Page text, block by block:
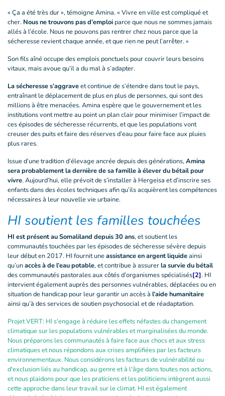
« Ça a été très dur », témoigne Amina. « Vivre en ville est compliqué et
cher. Nous ne trouvons pas d’emploi parce que nous ne sommes jamais
allés à l’école. Nous ne pouvons pas rentrer chez nous parce que la
sécheresse revient chaque année, et que rien ne peut l’arrêter. »
Son fils aîné occupe des emplois ponctuels pour couvrir leurs besoins
vitaux, mais avoue qu’il a du mal à s’adapter.
La sécheresse s’aggraveet continue de s’étendre dans tout le pays,
entraînant le déplacement de plus en plus de personnes, qui sont des
millions à être menacées. Amina espère que le gouvernement et les
institutions vont mettre au point un plan clair pour minimiser l’impact de
ces épisodes de sécheresse récurrents, et que les populations vont
creuser des puits et faire des réserves d’eau pour faire face aux pluies
plus rares.
Issue d’une tradition d’élevage ancrée depuis des générations,Amina
sera probablement la dernière de sa famille à élever du bétail pour
vivre. Aujourd’hui, elle prévoit de s’installer à Hergeisa et d’inscrire ses
enfants dans des écoles techniques afin qu’ils acquièrent les compétences
nécessaires à leur nouvelle vie urbaine.
HI soutient les familles touchées
HI est présent au Somaliland depuis 30 ans, et soutient les
communautés touchées par les épisodes de sécheresse sévère depuis
leur début en 2017. HI fournit uneassistance en argent liquideainsi
qu’unaccès à de l’eau potable, et contribue à assurerla survie du bétail
des communautés pastorales aux côtés d’organismes spécialisés[2]. HI
intervient également auprès des personnes vulnérables, déplacées ou en
situation de handicap pour leur garantir un accès à l’aide humanitaire
ainsi qu’à des services de soutien psychosocial et de réadaptation.
Projet VERT: HI s'engage à réduire les effets néfastes du changement
climatique sur les populations vulnérables et marginalisées du monde.
Nous préparons les communautés à faire face aux chocs et aux stress
climatiques et nous répondons aux crises amplifiées par les facteurs
environnementaux. Nous considérons les facteurs de vulnérabilité ou
d'exclusion liés au handicap, au genre et à l'âge dans toutes nos actions,
et nous plaidons pour que les praticiens et les politiciens intègrent aussi
cette approche dans leur travail sur le climat. HI est également